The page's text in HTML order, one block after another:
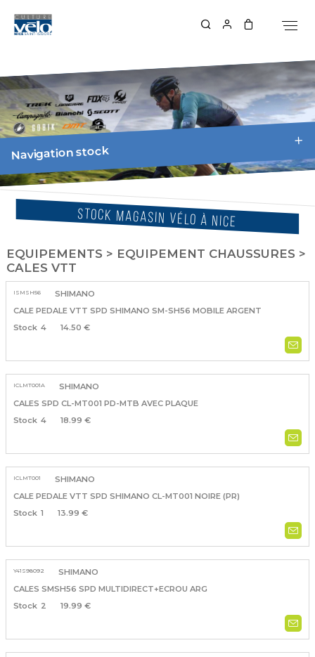
STOCK MAGASIN VÉLO À NICE
EQUIPEMENTS > EQUIPEMENT CHAUSSURES >
CALES VTT
ISMSH56
SHIMANO
CALE PEDALE VTT SPD SHIMANO SM-SH56 MOBILE ARGENT
4
14.50 €
ICLMT001A
SHIMANO
CALES SPD CL-MT001 PD-MTB AVEC PLAQUE
4
18.99 €
ICLMT001
SHIMANO
CALE PEDALE VTT SPD SHIMANO CL-MT001 NOIRE (PR)
1
13.99 €
Y41S98092
SHIMANO
CALES SMSH56 SPD MULTIDIRECT+ECROU ARG
2
19.99 €
Navigation stock